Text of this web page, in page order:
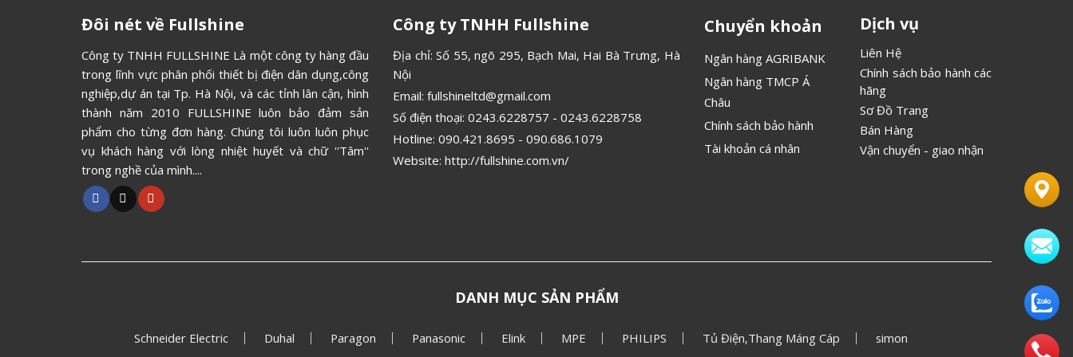
Đôi nét về Fullshine
Công ty TNHH FULLSHINE Là một công ty hàng đầu
trong lĩnh vực phân phối thiết bị điện dân dụng,công
nghiệp,dự án tại Tp. Hà Nội, và các tỉnh lân cận, hình
thành năm 2010 FULLSHINE luôn bảo đảm sản
phẩm cho từng đơn hàng. Chúng tôi luôn luôn phục
vụ khách hàng với lòng nhiệt huyết và chữ ''Tâm''
trong nghề của mình....
Công ty TNHH Fullshine
Địa chỉ: Số 55, ngõ 295, Bạch Mai, Hai Bà Trưng, Hà
Nội
Email: fullshineltd@gmail.com
Số điện thoại: 0243.6228757 - 0243.6228758
Hotline: 090.421.8695 - 090.686.1079
Website: http://fullshine.com.vn/
Chuyển khoản
Ngân hàng AGRIBANK
Ngân hàng TMCP Á
Châu
Chính sách bảo hành
Tài khoản cá nhân
Dịch vụ
Liên Hệ
Chính sách bảo hành các
hãng
Sơ Đồ Trang
Bán Hàng
Vận chuyển - giao nhận
DANH MỤC SẢN PHẨM
Schneider Electric Duhal Paragon Panasonic Elink MPE PHILIPS Tủ Điện,Thang Máng Cáp simon